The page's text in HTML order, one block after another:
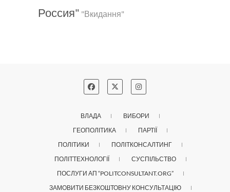
Россия" "Вкидання"
ВЛАДА
ВИБОРИ
ГЕОПОЛІТИКА
ПАРТІЇ
ПОЛІТИКИ
ПОЛІТКОНСАЛТИНГ
ПОЛІТТЕХНОЛОГІЇ
СУСПІЛЬСТВО
ПОСЛУГИ АП “POLITCONSULTANT.ORG”
ЗАМОВИТИ БЕЗКОШТОВНУ КОНСУЛЬТАЦІЮ